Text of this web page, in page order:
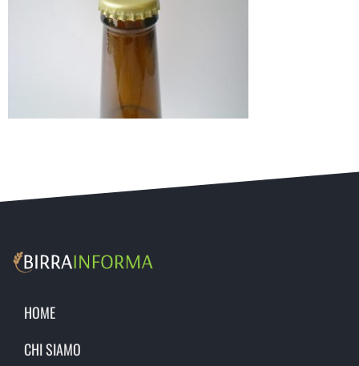
HOME
CHI SIAMO